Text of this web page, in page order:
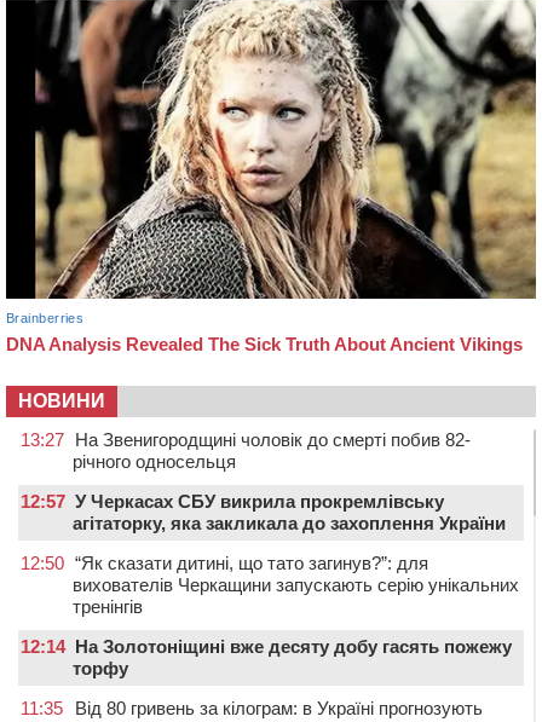
НОВИНИ
13:27 На Звенигородщині чоловік до смерті побив 82-
річного односельця
12:57 У Черкасах СБУ викрила прокремлівську
агітаторку, яка закликала до захоплення України
12:50 “Як сказати дитині, що тато загинув?”: для
вихователів Черкащини запускають серію унікальних
тренінгів
12:14 На Золотоніщині вже десяту добу гасять пожежу
торфу
11:35
Від 80 гривень за кілограм: в Україні прогнозують